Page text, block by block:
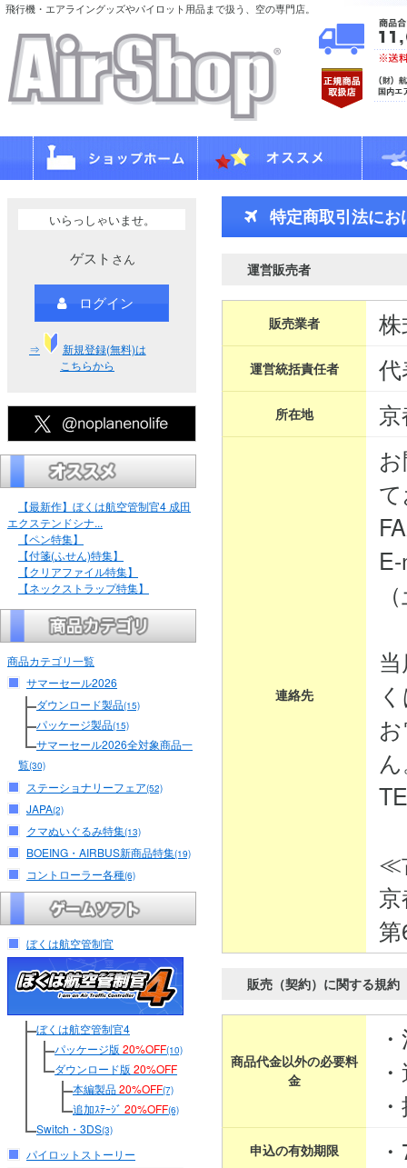
飛行機・エアライングッズやパイロット用品まで扱う、空の専門店。
いらっしゃいませ。
ゲスト さん
ログイン
⇒
新規登録(無料)は
こちらから
【最新作】ぼくは航空管制官4 成田
エクステンドシナ...
【ペン特集】
【付箋(ふせん)特集】
【クリアファイル特集】
【ネックストラップ特集】
商品カテゴリ一覧
サマーセール2026
ダウンロード製品(15)
パッケージ製品(15)
サマーセール2026全対象商品一
覧(30)
ステーショナリーフェア(52)
JAPA(2)
クマぬいぐるみ特集(13)
BOEING・AIRBUS新商品特集(19)
コントローラー各種(6)
ぼくは航空管制官
ぼくは航空管制官4
パッケージ版 20%OFF(10)
ダウンロード版 20%OFF
本編製品20%OFF(7)
追加ｽﾃｰｼﾞ 20%OFF(6)
Switch・3DS(3)
パイロットストーリー
特定商取引法にお
運営販売者
販売業者
運営統括責任者
所在地
連絡先
≪
販売（契約）に関する規約
商品代金以外の必要料
金
申込の有効期限